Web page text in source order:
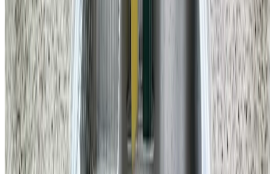
오전 9시 30분 - 오후 7시
금요일
오후 6시 30분까지
휴무안내
법정공휴일, 토요일, 일요일
바로가기
시공 사례
견적 계산기
시공 항목
프로모션